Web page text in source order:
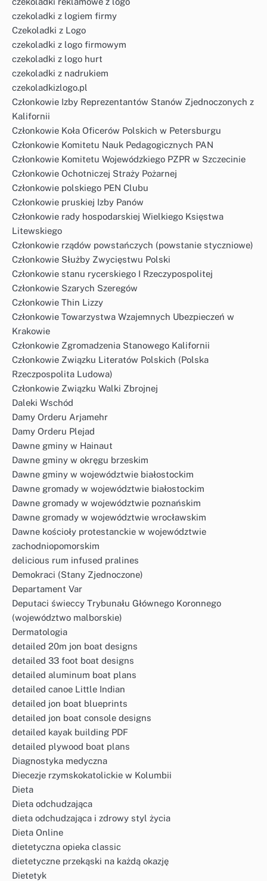
czekoladki z logiem firmy
Czekoladki z Logo
czekoladki z logo firmowym
czekoladki z logo hurt
czekoladki z nadrukiem
czekoladkizlogo.pl
Członkowie Izby Reprezentantów Stanów Zjednoczonych z
Kalifornii
Członkowie Koła Oficerów Polskich w Petersburgu
Członkowie Komitetu Nauk Pedagogicznych PAN
Członkowie Komitetu Wojewódzkiego PZPR w Szczecinie
Członkowie Ochotniczej Straży Pożarnej
Członkowie polskiego PEN Clubu
Członkowie pruskiej Izby Panów
Członkowie rady hospodarskiej Wielkiego Księstwa
Litewskiego
Członkowie rządów powstańczych (powstanie styczniowe)
Członkowie Służby Zwycięstwu Polski
Członkowie stanu rycerskiego I Rzeczypospolitej
Członkowie Szarych Szeregów
Członkowie Thin Lizzy
Członkowie Towarzystwa Wzajemnych Ubezpieczeń w
Krakowie
Członkowie Zgromadzenia Stanowego Kalifornii
Członkowie Związku Literatów Polskich (Polska
Rzeczpospolita Ludowa)
Członkowie Związku Walki Zbrojnej
Daleki Wschód
Damy Orderu Arjamehr
Damy Orderu Plejad
Dawne gminy w Hainaut
Dawne gminy w okręgu brzeskim
Dawne gminy w województwie białostockim
Dawne gromady w województwie białostockim
Dawne gromady w województwie poznańskim
Dawne gromady w województwie wrocławskim
Dawne kościoły protestanckie w województwie
zachodniopomorskim
delicious rum infused pralines
Demokraci (Stany Zjednoczone)
Departament Var
Deputaci świeccy Trybunału Głównego Koronnego
(województwo malborskie)
Dermatologia
detailed 20m jon boat designs
detailed 33 foot boat designs
detailed aluminum boat plans
detailed canoe Little Indian
detailed jon boat blueprints
detailed jon boat console designs
detailed kayak building PDF
detailed plywood boat plans
Diagnostyka medyczna
Diecezje rzymskokatolickie w Kolumbii
Dieta
Dieta odchudzająca
dieta odchudzająca i zdrowy styl życia
Dieta Online
dietetyczna opieka classic
dietetyczne przekąski na każdą okazję
Dietetyk